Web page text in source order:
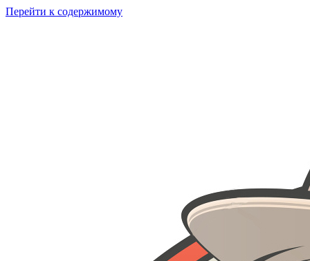
Перейти к содержимому